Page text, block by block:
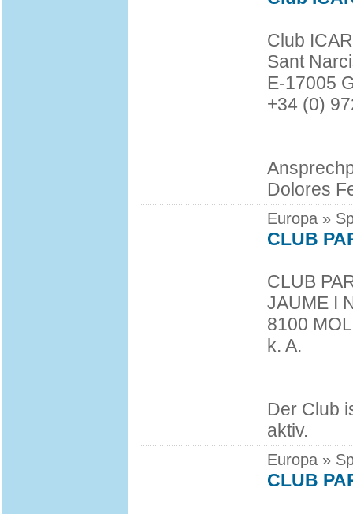
Club
Sant
E-17005
+34 (0)
Dolores
Europa »
CLUB
CLUB
JAUME I
8100
k. A.
Der Club
aktiv.
Europa »
CLUB